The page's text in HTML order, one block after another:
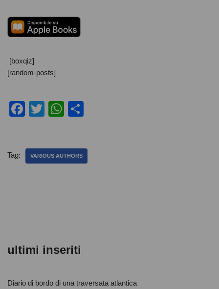
[boxqiz]
[random-posts]
F
e
T
er
W
s
di
Tag: VARIOUS AUTHORS
ultimi inseriti
Diario di bordo di una traversata atlantica